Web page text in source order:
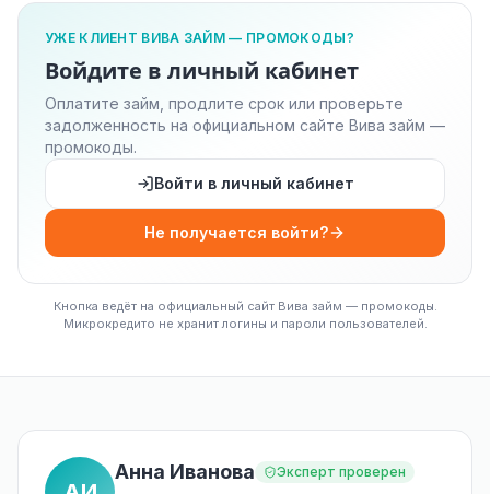
УЖЕ КЛИЕНТ ВИВА ЗАЙМ — ПРОМОКОДЫ?
Войдите в личный кабинет
Оплатите займ, продлите срок или проверьте
задолженность на официальном сайте Вива займ —
промокоды.
Войти в личный кабинет
Не получается войти?
Кнопка ведёт на официальный сайт Вива займ — промокоды.
Микрокредито не хранит логины и пароли пользователей.
Анна Иванова Эксперт проверен